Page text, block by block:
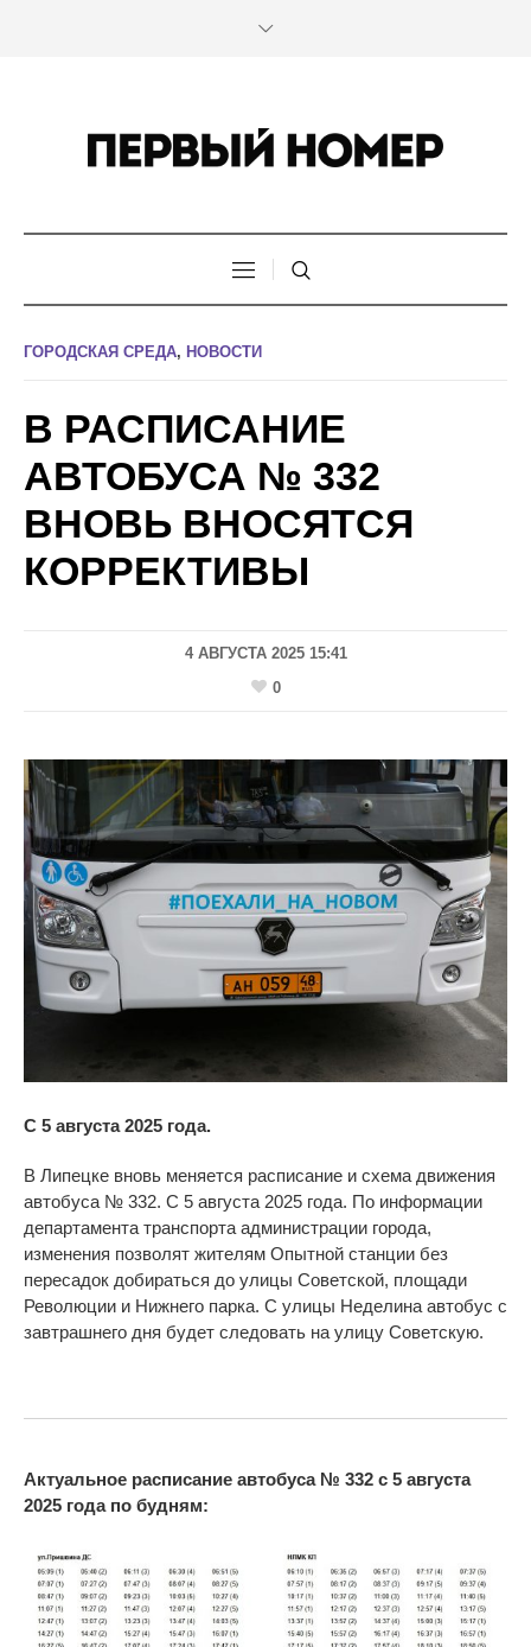
ГОРОДСКАЯ СРЕДА, НОВОСТИ
В РАСПИСАНИЕ
АВТОБУСА № 332
ВНОВЬ ВНОСЯТСЯ
КОРРЕКТИВЫ
4 АВГУСТА 2025 15:41
0
С 5 августа 2025 года.
В Липецке вновь меняется расписание и схема движения
автобуса № 332. С 5 августа 2025 года. По информации
департамента транспорта администрации города,
изменения позволят жителям Опытной станции без
пересадок добираться до улицы Советской, площади
Революции и Нижнего парка. С улицы Неделина автобус с
завтрашнего дня будет следовать на улицу Советскую.
Актуальное расписание автобуса № 332 с 5 августа
2025 года по будням: